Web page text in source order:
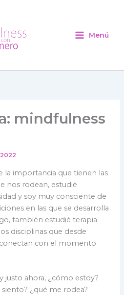
Menú
mindfulness
la importancia que tienen las
nos rodean, estudié
y soy muy consciente de
en las que se desarrolla
también estudié terapia
disciplinas que desde
con el momento
justo ahora, ¿cómo estoy?
¿qué me rodea?